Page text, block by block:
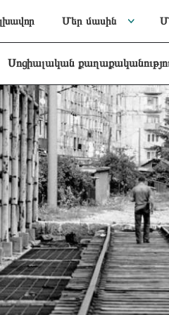
Մեր մասին
Սոցիալական